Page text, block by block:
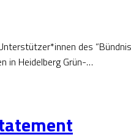
des
in Heidelberg Grün-…